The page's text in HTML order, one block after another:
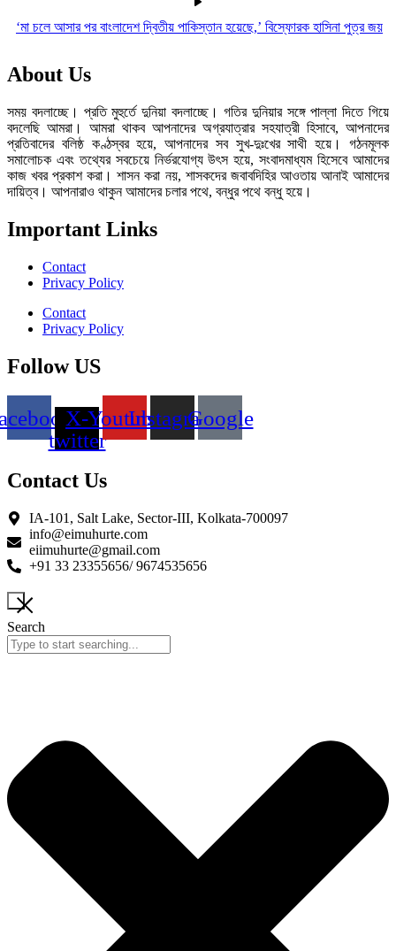
‘মা চলে আসার পর বাংলাদেশ দ্বিতীয় পাকিস্তান হয়েছে,’ বিস্ফোরক হাসিনা পুত্র জয়
About Us
সময় বদলাচ্ছে। প্রতি মুহুর্তে দুনিয়া বদলাচ্ছে। গতির দুনিয়ার সঙ্গে পাল্লা দিতে গিয়ে
বদলেছি আমরা। আমরা থাকব আপনাদের অগ্রযাত্রার সহযাত্রী হিসাবে, আপনাদের
প্রতিবাদের বলিষ্ঠ কণ্ঠস্বর হয়ে, আপনাদের সব সুখ-দুঃখের সাথী হয়ে। গঠনমূলক
সমালোচক এবং তথ্যের সবচেয়ে নির্ভরযোগ্য উ‍ৎস হয়ে, সংবাদমাধ্যম হিসেবে আমাদের
কাজ খবর প্রকাশ করা। শাসন করা নয়, শাসকদের জবাবদিহির আওতায় আনাই আমাদের
দায়িত্ব। আপনারাও থাকুন আমাদের চলার পথে, বন্ধুর পথে বন্ধু হয়ে।
Important Links
Contact
Privacy Policy
Contact
Privacy Policy
Follow US
X-
twitter
YoutubeInstagramGoogle
Contact Us
IA-101, Salt Lake, Sector-III, Kolkata-700097
info@eimuhurte.com
eiimuhurte@gmail.com
+91 33 23355656/ 9674535656
Search